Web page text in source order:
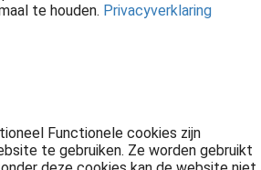
te houden. Privacyverklaring
Functionele cookies zijn
te gebruiken. Ze worden gebruikt